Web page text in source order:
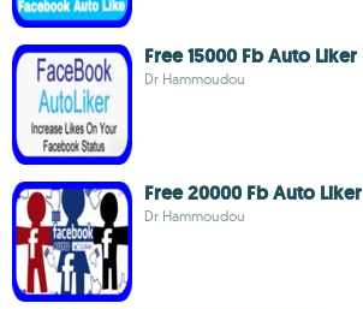
Free 15000 Fb Auto Liker
Dr Hammoudou
Free 20000 Fb Auto Liker
Dr Hammoudou